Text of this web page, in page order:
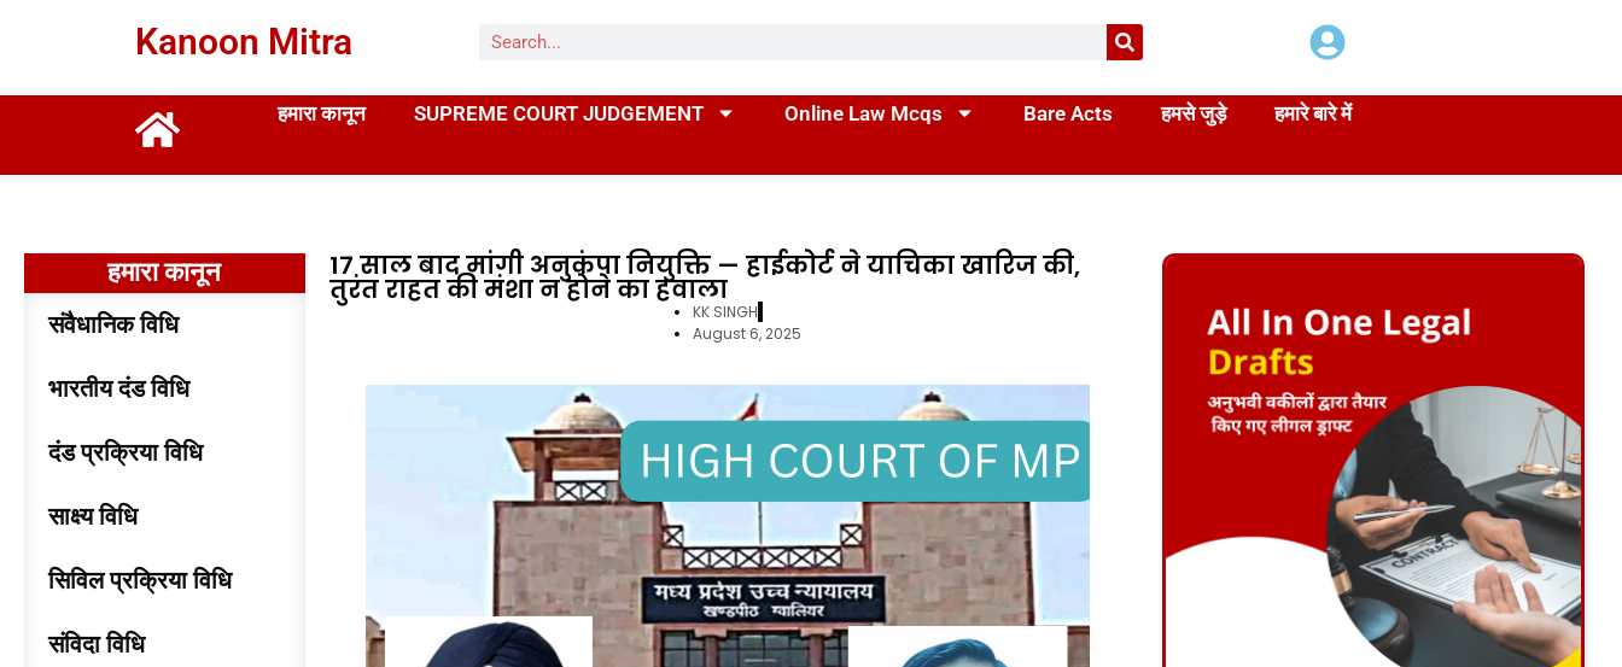
Kanoon Mitra
हमारा कानून SUPREME COURT JUDGEMENT Online Law Mcqs Bare Acts हमसे जुड़े हमारे बारे में
हमारा कानून
संवैधानिक विधि
भारतीय दंड विधि
दंड प्रक्रिया विधि
साक्ष्य विधि
सिविल प्रक्रिया विधि
संविदा विधि
17 साल बाद मांगी अनुकंपा नियुक्ति — हाईकोर्ट ने याचिका खारिज की,
तुरंत राहत की मंशा न होने का हवाला
KK SINGH
August 6, 2025